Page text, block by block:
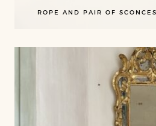
ROPE AND PAIR OF